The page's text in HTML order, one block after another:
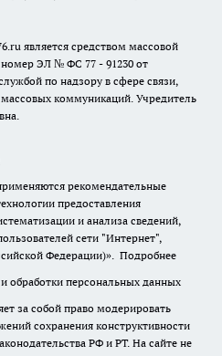
является средством массовой
ЭЛ № ФС 77 - 91230 от
по надзору в сфере связи,
коммуникаций. Учредитель
рекомендательные
предоставления
и анализа сведений,
сети "Интернет",
Федерации)». Подробнее
обработки персональных данных
за собой право модерировать
сохранения конструктивности
РФ и РТ. На сайте не